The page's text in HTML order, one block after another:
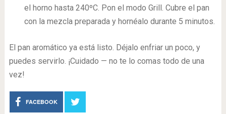
el horno hasta 240ºC. Pon el modo Grill. Cubre el pan
con la mezcla preparada y hornéalo durante 5 minutos.
El pan aromático ya está listo. Déjalo enfriar un poco, y
puedes servirlo. ¡Cuidado — no te lo comas todo de una
vez!
FACEBOOK